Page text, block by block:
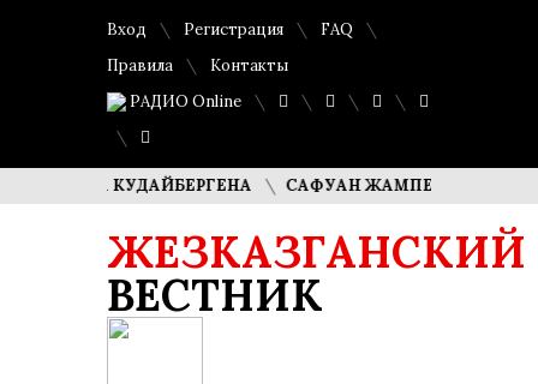
Вход Регистрация
FAQ
Правила
Контакты
РАДИО Online
КУДАЙБЕРГЕНА САФУАН ЖАМПЕИСОВ: «МЫ
ЖЕЗКАЗГАНСКИЙ
ВЕСТНИК